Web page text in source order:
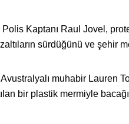
Kaptanı Raul Jovel,
sürdüğünü ve şehir
muhabir Lauren
bir plastik mermiyle